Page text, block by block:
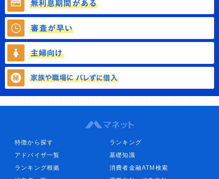
特徴から探す
ランキング
アドバイザ一覧
基礎知識
ランキング根拠
消費者金融ATM検索